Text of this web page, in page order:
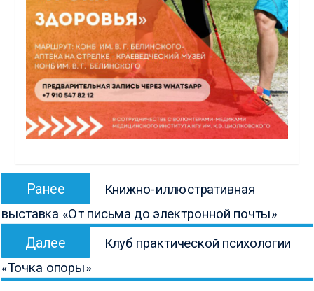
Навигация
записям
Ранее
запись:
Книжно-иллюстративная
выставка «От письма до электронной почты»
Далее Следующая
запись:
Клуб практической психологии
«Точка опоры»